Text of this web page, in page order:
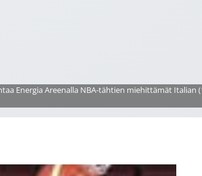
Energia Areenalla NBA-tähtien miehittämät Italian